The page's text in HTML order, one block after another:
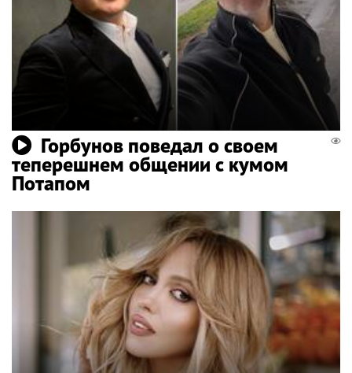
Горбунов поведал о своем
теперешнем общении с кумом
Потапом